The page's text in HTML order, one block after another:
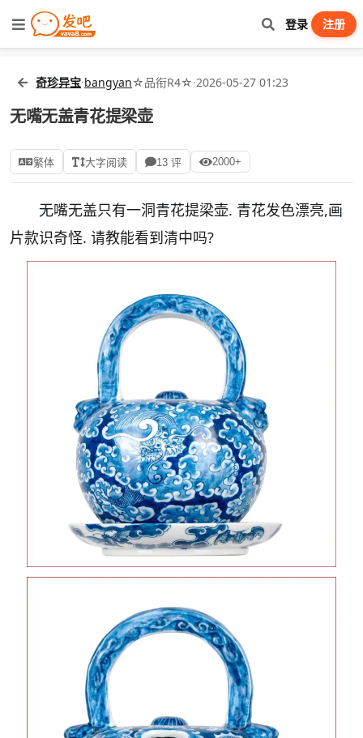
登录 注册
奇珍异宝·bangyan☆品衔R4☆·2026-05-27 01:23
无嘴无盖青花提梁壶
繁体 大字阅读 13 评 2000+
无嘴无盖只有一洞青花提梁壶. 青花发色漂亮,画
片款识奇怪. 请教能看到清中吗?